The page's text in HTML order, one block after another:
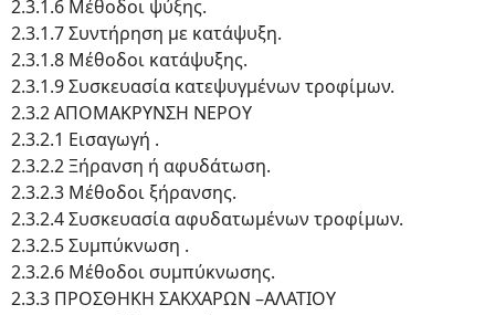
2.3.1.6 Μέθοδοι ψύξης.
2.3.1.7 Συντήρηση με κατάψυξη.
2.3.1.8 Μέθοδοι κατάψυξης.
2.3.1.9 Συσκευασία κατεψυγμένων τροφίμων.
2.3.2 ΑΠΟΜΑΚΡΥΝΣΗ ΝΕΡΟΥ
2.3.2.1 Εισαγωγή .
2.3.2.2 Ξήρανση ή αφυδάτωση.
2.3.2.3 Μέθοδοι ξήρανσης.
2.3.2.4 Συσκευασία αφυδατωμένων τροφίμων.
2.3.2.5 Συμπύκνωση .
2.3.2.6 Μέθοδοι συμπύκνωσης.
2.3.3 ΠΡΟΣΘΗΚΗ ΣΑΚΧΑΡΩΝ –ΑΛΑΤΙΟΥ